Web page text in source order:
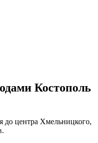
Костополь
до центра Хмельницкого,